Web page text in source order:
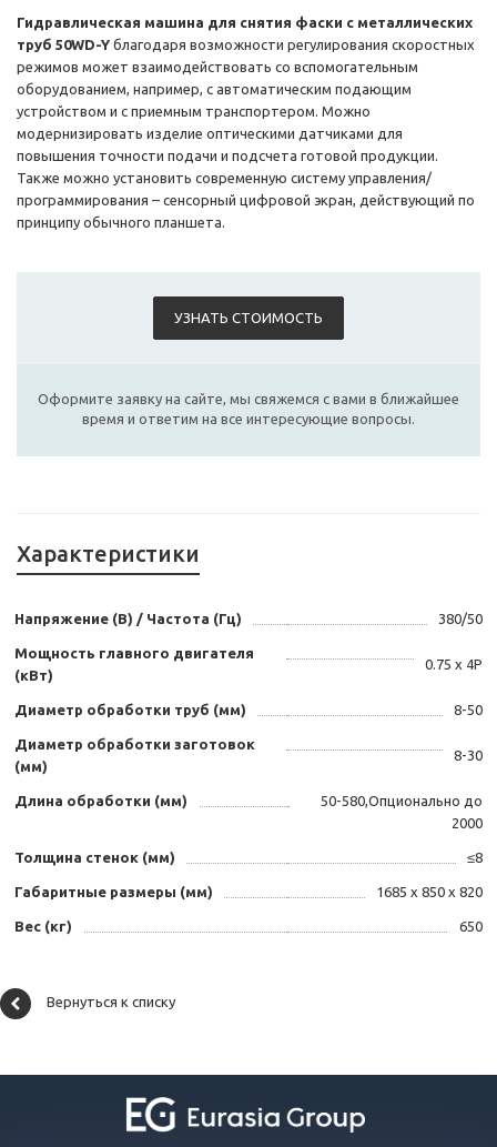
Гидравлическая машина для снятия фаски с металлических
труб 50WD-Y благодаря возможности регулирования скоростных
режимов может взаимодействовать со вспомогательным
оборудованием, например, с автоматическим подающим
устройством и с приемным транспортером. Можно
модернизировать изделие оптическими датчиками для
повышения точности подачи и подсчета готовой продукции.
Также можно установить современную систему управления/
программирования – сенсорный цифровой экран, действующий по
принципу обычного планшета.
УЗНАТЬ СТОИМОСТЬ
Оформите заявку на сайте, мы свяжемся с вами в ближайшее
время и ответим на все интересующие вопросы.
Характеристики
Напряжение (В) / Частота (Гц) 380/50
Мощность главного двигателя
(кВт)
0.75 x 4P
Диаметр обработки труб (мм) 8-50
Диаметр обработки заготовок
(мм)
8-30
Длина обработки (мм)
50-580,Опционально до
2000
Толщина стенок (мм) ≤8
Габаритные размеры (мм) 1685 x 850 x 820
Вес (кг) 650
Вернуться к списку